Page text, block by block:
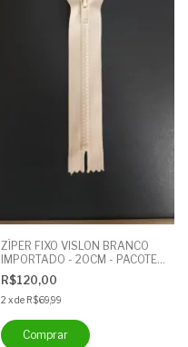
ZÍPER FIXO VISLON BRANCO
IMPORTADO - 20CM - PACOTE
COM 100 UNIDADES
R$120,00
2 xde R$69,99